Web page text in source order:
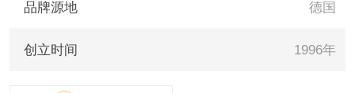
品牌源地 德国
创立时间 1996年